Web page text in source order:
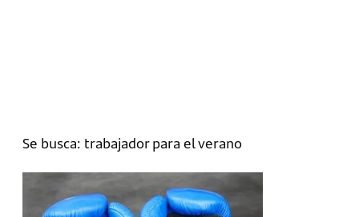
Se busca: trabajador para el verano